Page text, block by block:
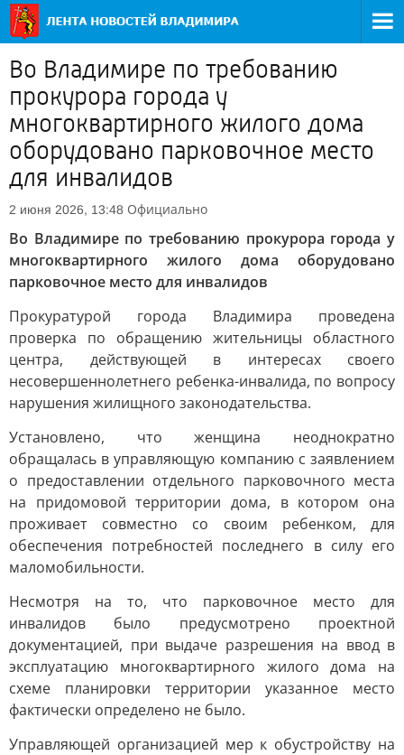
Во Владимире по требованию
прокурора города у
многоквартирного жилого дома
оборудовано парковочное место
для инвалидов
2 июня 2026, 13:48 Официально
Во Владимире по требованию прокурора города у
многоквартирного жилого дома оборудовано
парковочное место для инвалидов
Прокуратурой города Владимира проведена
проверка по обращению жительницы областного
центра, действующей в интересах своего
несовершеннолетнего ребенка-инвалида, по вопросу
нарушения жилищного законодательства.
Установлено, что женщина неоднократно
обращалась в управляющую компанию с заявлением
о предоставлении отдельного парковочного места
на придомовой территории дома, в котором она
проживает совместно со своим ребенком, для
обеспечения потребностей последнего в силу его
маломобильности.
Несмотря на то, что парковочное место для
инвалидов было предусмотрено проектной
документацией, при выдаче разрешения на ввод в
эксплуатацию многоквартирного жилого дома на
схеме планировки территории указанное место
фактически определено не было.
Управляющей организацией мер к обустройству на